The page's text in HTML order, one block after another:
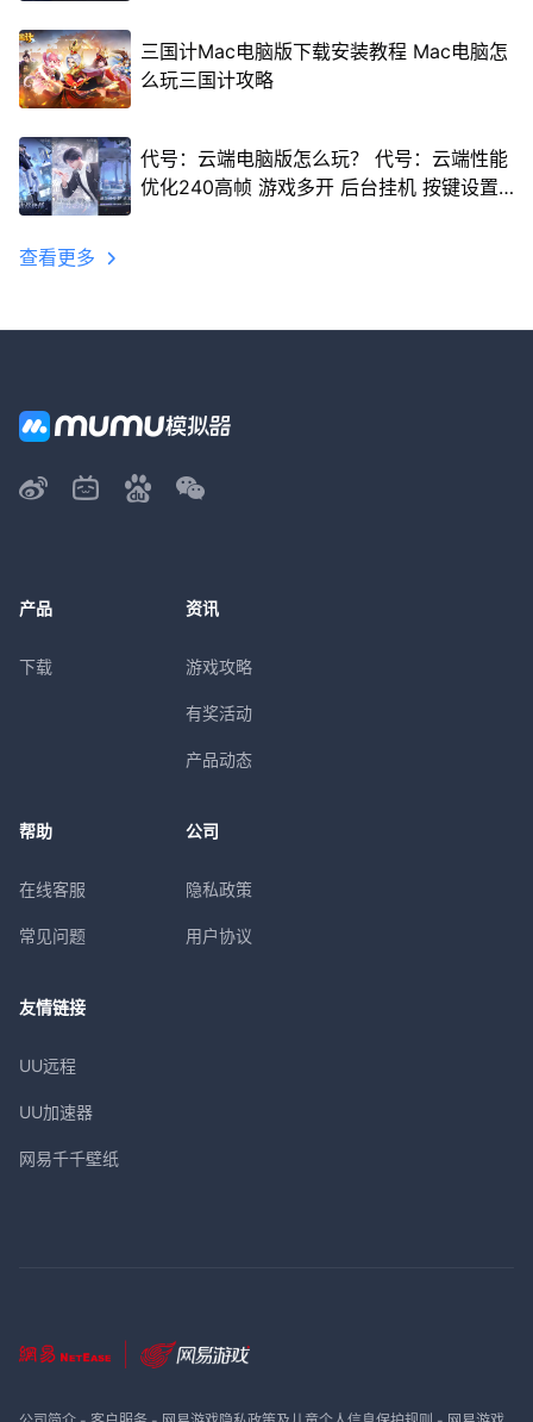
三国计Mac电脑版下载安装教程 Mac电脑怎
么玩三国计攻略
代号：云端电脑版怎么玩？ 代号：云端性能
优化240高帧 游戏多开 后台挂机 按键设置
查看更多
产品
下载
资讯
游戏攻略
有奖活动
产品动态
帮助
在线客服
常见问题
公司
隐私政策
用户协议
友情链接
UU远程
UU加速器
网易千千壁纸